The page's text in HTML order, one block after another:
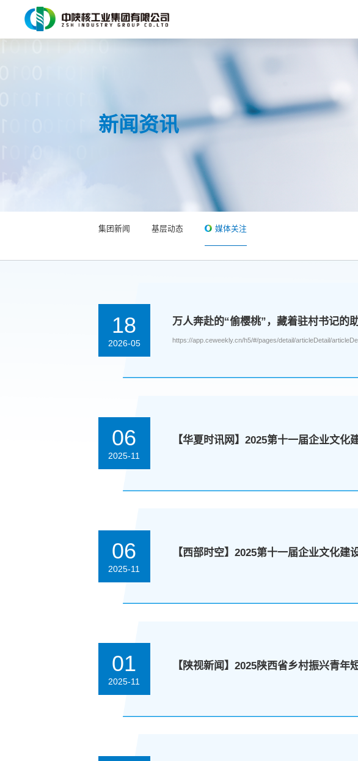
新闻资讯
集团新闻 基层动态 媒体关注
18
2026-05
万人奔赴的“偷樱桃”，藏着驻村书记的
https://app.ceweekly.cn/h5/#/pages/detail/articleDetail/
06
2025-11
【华夏时讯网】2025第十一届企业文化
06
2025-11
【西部时空】2025第十一届企业文化建
01
2025-11
【陕视新闻】2025陕西省乡村振兴青年